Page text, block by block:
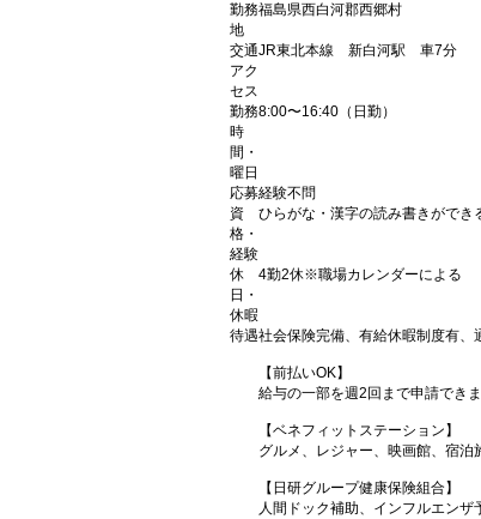
勤務
地
福島県西白河郡西郷村
交通
アク
セス
JR東北本線 新白河駅 車7分
勤務
時
間・
曜日
8:00〜16:40（日勤）
応募
資
格・
経験
経験不問
ひらがな・漢字の読み書きができ
休
日・
休暇
4勤2休※職場カレンダーによる
待遇社会保険完備、有給休暇制度有
【前払いOK】
給与の一部を週2回まで申請できま
【ベネフィットステーション】
グルメ、レジャー、映画館、宿
【日研グループ健康保険組合】
人間ドック補助、インフルエン